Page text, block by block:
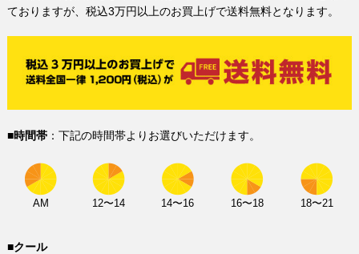
ておりますが、税込3万円以上のお買上げで送料無料となります。
■時間帯：下記の時間帯よりお選びいただけます。
AM 12〜14 14〜16 16〜18 18〜21
■クール